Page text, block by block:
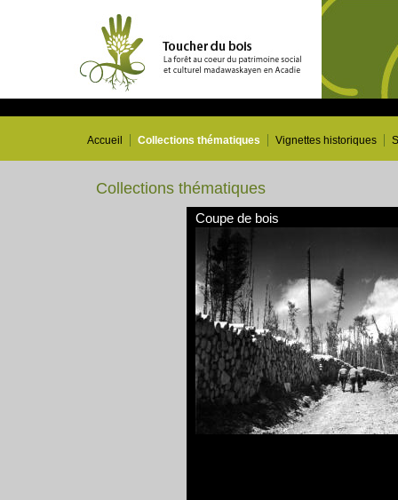
Accueil Collections thématiques Vignettes historiques
Collections thématiques
Coupe de bois